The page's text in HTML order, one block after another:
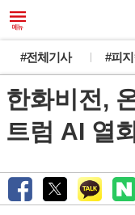
#전체기사 #피
한화비전,
트럼 AI 열